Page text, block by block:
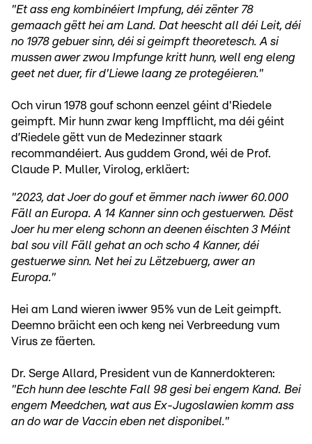
"Et ass eng kombinéiert Impfung, déi zënter 78
gemaach gëtt hei am Land. Dat heescht all déi Leit, déi
no 1978 gebuer sinn, déi si geimpft theoretesch. A si
mussen awer zwou Impfunge kritt hunn, well eng eleng
geet net duer, fir d'Liewe laang ze protegéieren."
Och virun 1978 gouf schonn eenzel géint d'Riedele
geimpft. Mir hunn zwar keng Impfflicht, ma déi géint
d’Riedele gëtt vun de Medezinner staark
recommandéiert. Aus guddem Grond, wéi de Prof.
Claude P. Muller, Virolog, erkläert:
"2023, dat Joer do gouf et ëmmer nach iwwer 60.000
Fäll an Europa. A 14 Kanner sinn och gestuerwen. Dëst
Joer hu mer eleng schonn an deenen éischten 3 Méint
bal sou vill Fäll gehat an och scho 4 Kanner, déi
gestuerwe sinn. Net hei zu Lëtzebuerg, awer an
Europa."
Hei am Land wieren iwwer 95% vun de Leit geimpft.
Deemno bräicht een och keng nei Verbreedung vum
Virus ze fäerten.
Dr. Serge Allard, President vun de Kannerdokteren:
"Ech hunn dee leschte Fall 98 gesi bei engem Kand. Bei
engem Meedchen, wat aus Ex-Jugoslawien komm ass
an do war de Vaccin eben net disponibel."